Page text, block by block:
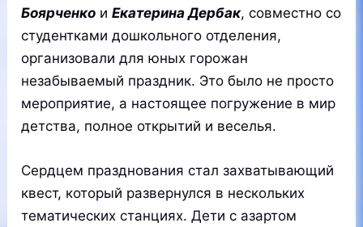
Боярченко иЕкатерина Дербак, совместно со
студентками дошкольного отделения,
организовали для юных горожан
незабываемый праздник. Это было не просто
мероприятие, а настоящее погружение в мир
детства, полное открытий и веселья.
Сердцем празднования стал захватывающий
квест, который развернулся в нескольких
тематических станциях. Дети с азартом